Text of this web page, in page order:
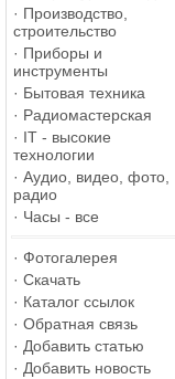
· Производство,
строительство
· Приборы и
инструменты
· Бытовая техника
· Радиомастерская
· IT - высокие
технологии
· Аудио, видео, фото,
радио
· Часы - все
· Фотогалерея
· Скачать
· Каталог ссылок
· Обратная связь
· Добавить статью
· Добавить новость